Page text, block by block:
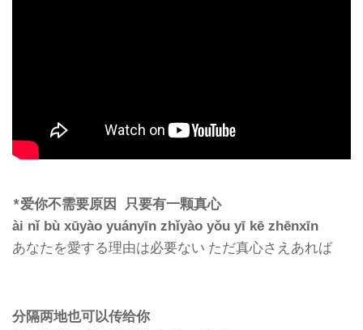
*爱你不需要原因 只要有一颗真心
ài nǐ bù xūyào yuányīn zhǐyào yǒu yī kē zhēnxīn
あなたを愛する理由は必要ない ただ真心さえあれば
分隔两地也可以传给你